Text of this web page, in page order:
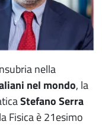
nella
nel mondo, la
Stefano Serra
Fisica è 21esimo